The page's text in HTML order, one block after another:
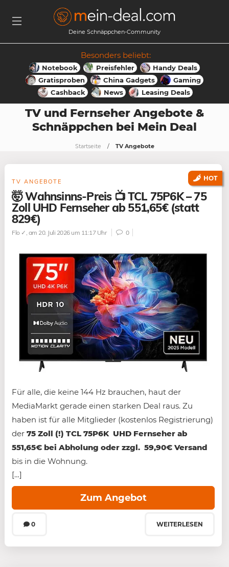
Deine Schnäppchen-Community
Besonders beliebt:
Notebook Preisfehler
Handy Deals
Gratisproben
China Gadgets
Gaming
Cashback
News Leasing Deals
TV und Fernseher Angebote &
Schnäppchen bei Mein Deal
Startseite TV Angebote
TV ANGEBOTE
🤯 Wahnsinns-Preis 📺 TCL 75P6K – 75
Zoll UHD Fernseher ab 551,65€ (statt
829€)
HOT
Flo ✓ , am 20. Juli 2026 um 11:17 Uhr 0
Für alle, die keine 144 Hz brauchen, haut der
MediaMarkt gerade einen starken Deal raus. Zu
haben ist für alle Mitglieder (kostenlos Registrierung)
der 75 Zoll (!) TCL 75P6K UHD Fernseher ab
551,65€ bei Abholung oder zzgl. 59,90€ Versand
bis in die Wohnung.
[…]
0
Zum Angebot
WEITERLESEN